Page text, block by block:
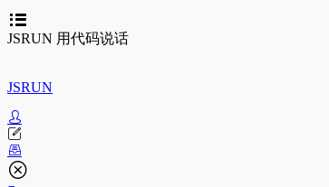
JSRUN 用代码说话
JSRUN